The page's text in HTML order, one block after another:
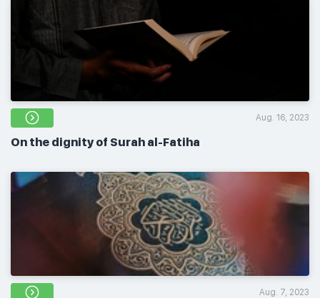
Aug. 16, 2023
On the dignity of Surah al-Fatiha
Aug. 7, 2023